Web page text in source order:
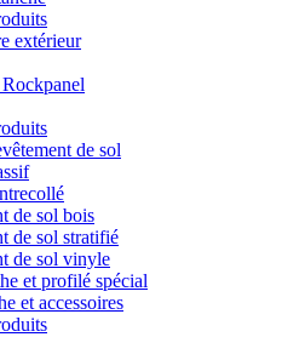
extérieur
de sol
de sol bois
de sol stratifié
de sol vinyle
et profilé spécial
et accessoires